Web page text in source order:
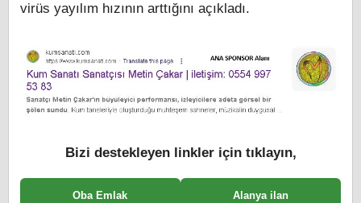
virüs yayılım hızının arttığını açıkladı.
Bizi destekleyen linkler için tıklayın,
Oba Emlak Alanya ilan